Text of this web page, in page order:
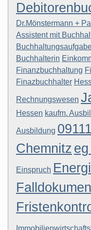
Dr.Mönstermann +
Assistent mit
Buchhalterin
Finanzbuchhaltung
Finazbuchhalter
Rechnungswesen
Hessen kaufm.
Ausbildung 09111
Chemnitz
Einspruch